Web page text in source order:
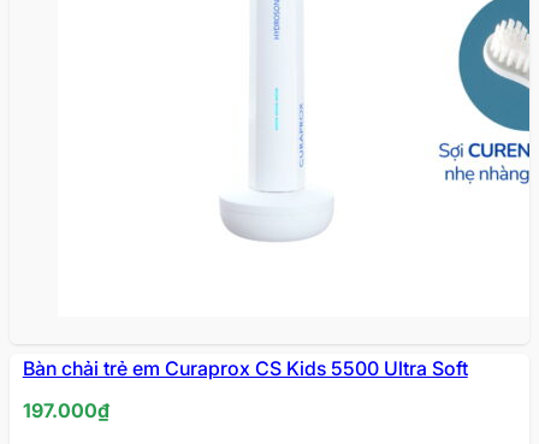
Bàn chải trẻ em Curaprox CS Kids 5500 Ultra Soft
197.000₫